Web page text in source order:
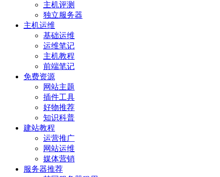
主机评测
独立服务器
主机运维
基础运维
运维笔记
主机教程
前端笔记
免费资源
网站主题
插件工具
好物推荐
知识科普
建站教程
运营推广
网站运维
媒体营销
服务器推荐